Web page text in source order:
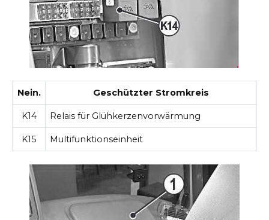
Nein. Geschützter Stromkreis
K14 Relais für Glühkerzenvorwärmung
K15 Multifunktionseinheit